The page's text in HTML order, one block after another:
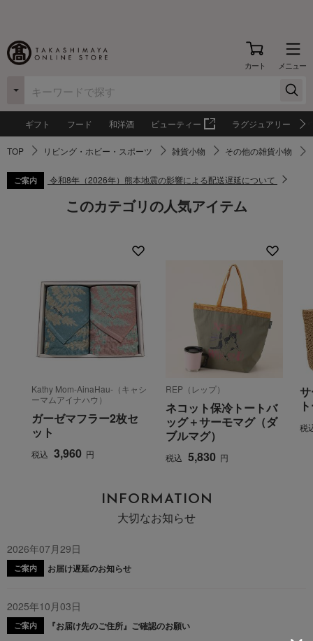
カート メニュー
ギフト フード 和洋酒 ビューティー ラグジュアリー
TOP リビング・ホビー・スポーツ 雑貨小物 その他の雑貨小物
ご案内 令和8年（2026年）熊本地震の影響による配送遅延について
このカテゴリの人気アイテム
Kathy Mom-AinaHau-（キャシ
ーマムアイナハウ）
ガーゼマフラー2枚セ
ット
税込 3,960 円
REP（レップ）
ネコット保冷トートバ
ッグ＋サーモマグ（ダ
ブルマグ）
税込 5,830 円
税
INFORMATION
大切なお知らせ
2026年07月29日
ご案内 お届け遅延のお知らせ
2025年10月03日
ご案内 『お届け先のご住所』ご確認のお願い